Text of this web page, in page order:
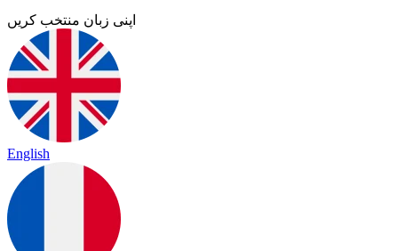
اپنی زبان منتخب کریں
English